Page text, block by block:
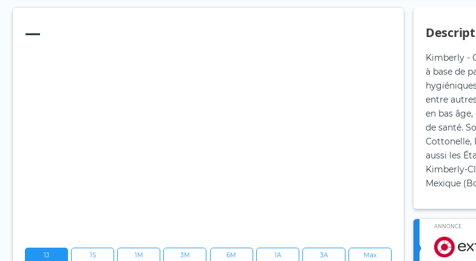
—
1J 1S 1M 3M 6M 1A 3A Max
Kimberly -
à base de
entre
en bas
de santé.
Cottonelle,
aussi les
Kimberly-
Mexique
ANNONCE